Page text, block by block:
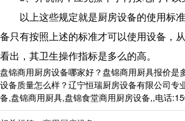
以上这些规定就是厨房设备的使用标
备只有按照上述的标准才可以使用设备，
看出，其卫生操作指标是多么的高。
盘锦商用厨房设备哪家好？盘锦商用厨具报价是
设备质量怎么样？辽宁恒瑞厨房设备有限公司专
备,盘锦商用厨具,盘锦食堂商用厨房设备,,电话